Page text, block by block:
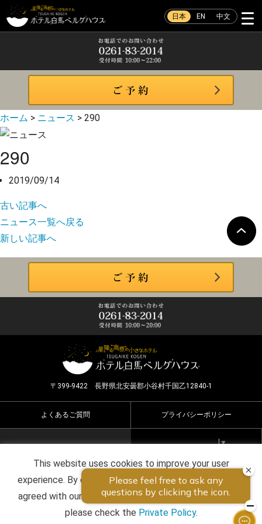
日本 EN 中文
ホーム > ニュース > 290
290
2019/09/14
古い記事へ
ニュース一覧へ戻る
新しい記事へ
〒399-9422 長野県北安曇郡小谷村千国乙12840-1
よくあるご質問 プライバシーポリシー
Select Language ▼
Copyright ©2026 HOTEL HAKUBA BERGHAUS all rights
reserved.
This website uses cookies to improve your user
experience. By continuing to use this website, you have
agreed with our cookie consent. For futher information,
please check the Private Policy.